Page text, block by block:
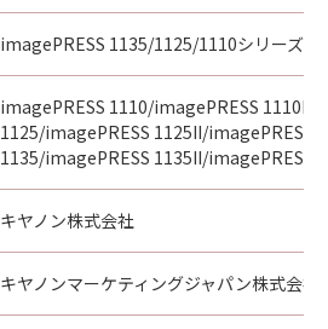
imagePRESS 1135/1125/1110シリーズ
imagePRESS 1110/imagePRESS 1110II/
1125/imagePRESS 1125II/imagePRESS
1135/imagePRESS 1135II/imagePRESS
キヤノン株式会社
キヤノンマーケティングジャパン株式会社